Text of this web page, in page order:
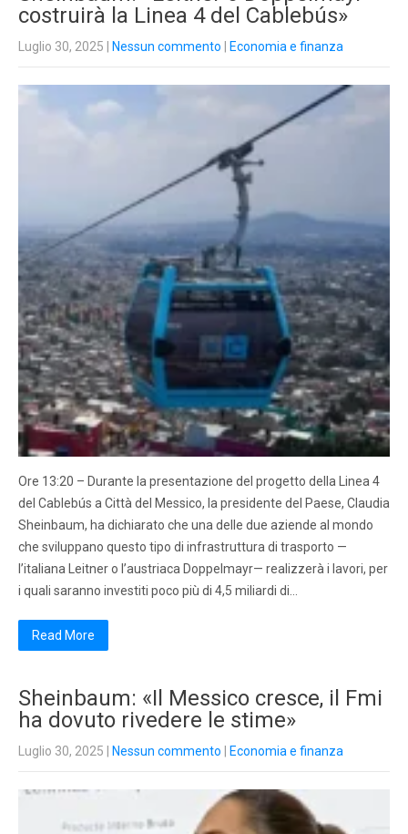
costruirà la Linea 4 del Cablebús»
Luglio 30, 2025 Nessun commento Economia e finanza
Ore 13:20 – Durante la presentazione del progetto della Linea 4
del Cablebús a Città del Messico, la presidente del Paese, Claudia
Sheinbaum, ha dichiarato che una delle due aziende al mondo
che sviluppano questo tipo di infrastruttura di trasporto —
l’italiana Leitner o l’austriaca Doppelmayr— realizzerà i lavori, per
i quali saranno investiti poco più di 4,5 miliardi di…
Read More
Sheinbaum: «Il Messico cresce, il Fmi
ha dovuto rivedere le stime»
Luglio 30, 2025 Nessun commento Economia e finanza